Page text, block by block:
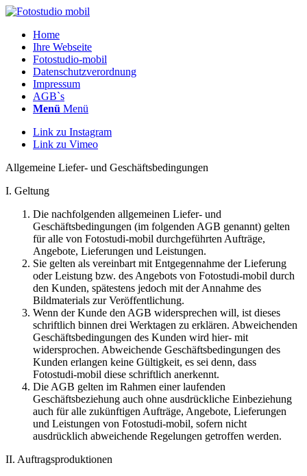
Home
Ihre Webseite
Fotostudio-mobil
Datenschutzverordnung
Impressum
AGB`s
Menü Menü
Link zu Instagram
Link zu Vimeo
Allgemeine Liefer- und Geschäftsbedingungen
I. Geltung
Die nachfolgenden allgemeinen Liefer- und
Geschäftsbedingungen (im folgenden AGB genannt) gelten
für alle von Fotostudi-mobil durchgeführten Aufträge,
Angebote, Lieferungen und Leistungen.
Sie gelten als vereinbart mit Entgegennahme der Lieferung
oder Leistung bzw. des Angebots von Fotostudi-mobil durch
den Kunden, spätestens jedoch mit der Annahme des
Bildmaterials zur Veröffentlichung.
Wenn der Kunde den AGB widersprechen will, ist dieses
schriftlich binnen drei Werktagen zu erklären. Abweichenden
Geschäftsbedingungen des Kunden wird hier- mit
widersprochen. Abweichende Geschäftsbedingungen des
Kunden erlangen keine Gültigkeit, es sei denn, dass
Fotostudi-mobil diese schriftlich anerkennt.
Die AGB gelten im Rahmen einer laufenden
Geschäftsbeziehung auch ohne ausdrückliche Einbeziehung
auch für alle zukünftigen Aufträge, Angebote, Lieferungen
und Leistungen von Fotostudi-mobil, sofern nicht
ausdrücklich abweichende Regelungen getroffen werden.
II. Auftragsproduktionen